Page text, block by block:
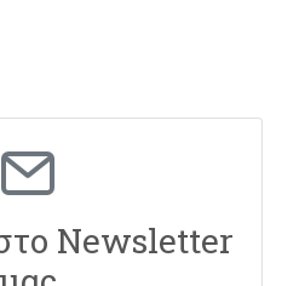
Newsletter